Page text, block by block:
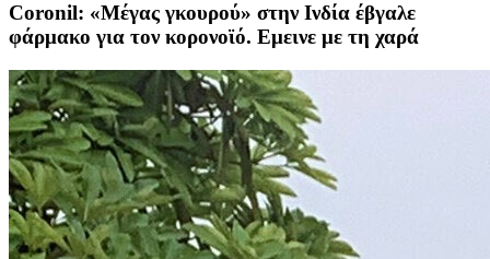
Coronil: «Μέγας γκουρού» στην Ινδία έβγαλε
φάρμακο για τον κορονοϊό. Εμεινε με τη χαρά